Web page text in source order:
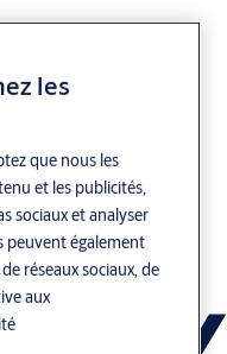
les
que nous les
et les publicités,
sociaux et analyser
peuvent également
réseaux sociaux, de
aux